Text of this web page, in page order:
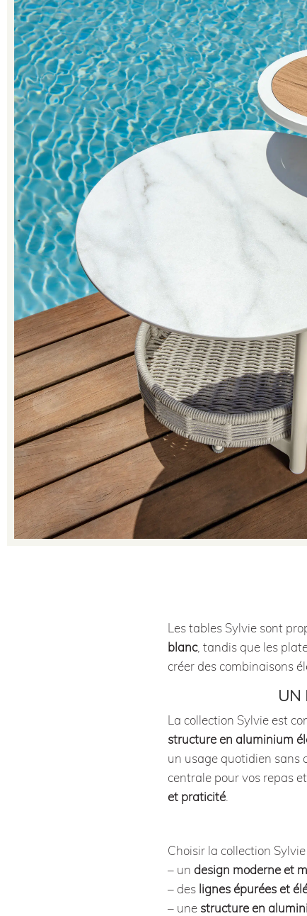
Les tables Sylvie sont
blanc, tandis que les
créer des combinaisons
UN
La collection Sylvie est
structure en aluminium
un usage quotidien sans
centrale pour vos repas
et praticité.
Choisir la collection
– un design moderne et
– des lignes épurées et
– une structure en